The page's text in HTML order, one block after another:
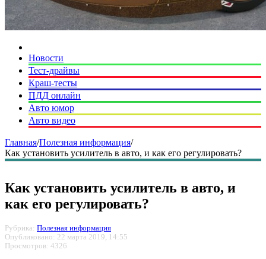
Новости
Тест-драйвы
Краш-тесты
ПДД онлайн
Авто юмор
Авто видео
Главная/Полезная информация/
Как установить усилитель в авто, и как его регулировать?
Как установить усилитель в авто, и
как его регулировать?
Рубрика: Полезная информация
Опубликовано: 22 марта 2019, 14:55
Просмотров: 4326